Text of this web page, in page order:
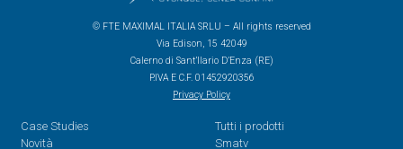
© FTE MAXIMAL ITALIA SRLU – All rights reserved
Via Edison, 15 42049
Calerno di Sant’Ilario D’Enza (RE)
P.IVA E C.F. 01452920356
Privacy Policy
Case Studies
Novità
Tutti i prodotti
Smatv